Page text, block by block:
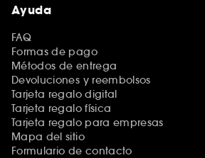
Ayuda
FAQ
Formas de pago
Métodos de entrega
Devoluciones y reembolsos
Tarjeta regalo digital
Tarjeta regalo física
Tarjeta regalo para empresas
Mapa del sitio
Formulario de contacto